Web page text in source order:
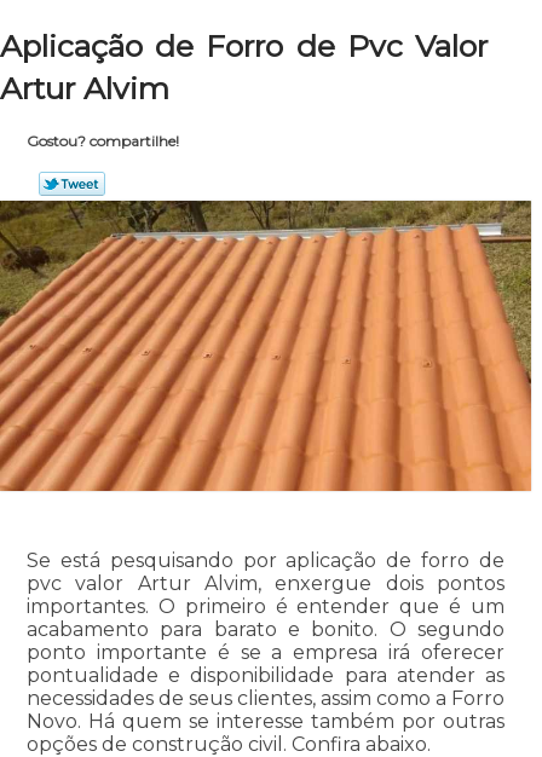
Aplicação de Forro de Pvc Valor
Artur Alvim
Gostou? compartilhe!
Se está pesquisando por aplicação de forro de
pvc valor Artur Alvim, enxergue dois pontos
importantes. O primeiro é entender que é um
acabamento para barato e bonito. O segundo
ponto importante é se a empresa irá oferecer
pontualidade e disponibilidade para atender as
necessidades de seus clientes, assim como a Forro
Novo. Há quem se interesse também por outras
opções de construção civil. Confira abaixo.